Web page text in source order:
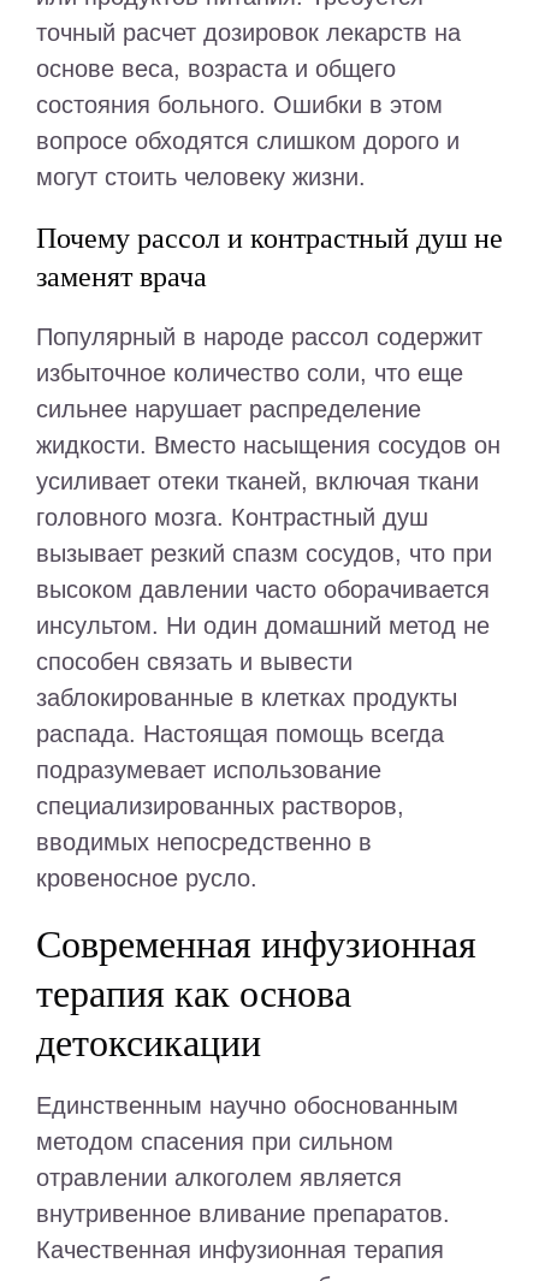
точный расчет дозировок лекарств на
основе веса, возраста и общего
состояния больного. Ошибки в этом
вопросе обходятся слишком дорого и
могут стоить человеку жизни.
Почему рассол и контрастный душ не
заменят врача
Популярный в народе рассол содержит
избыточное количество соли, что еще
сильнее нарушает распределение
жидкости. Вместо насыщения сосудов он
усиливает отеки тканей, включая ткани
головного мозга. Контрастный душ
вызывает резкий спазм сосудов, что при
высоком давлении часто оборачивается
инсультом. Ни один домашний метод не
способен связать и вывести
заблокированные в клетках продукты
распада. Настоящая помощь всегда
подразумевает использование
специализированных растворов,
вводимых непосредственно в
кровеносное русло.
Современная инфузионная
терапия как основа
детоксикации
Единственным научно обоснованным
методом спасения при сильном
отравлении алкоголем является
внутривенное вливание препаратов.
Качественная инфузионная терапия